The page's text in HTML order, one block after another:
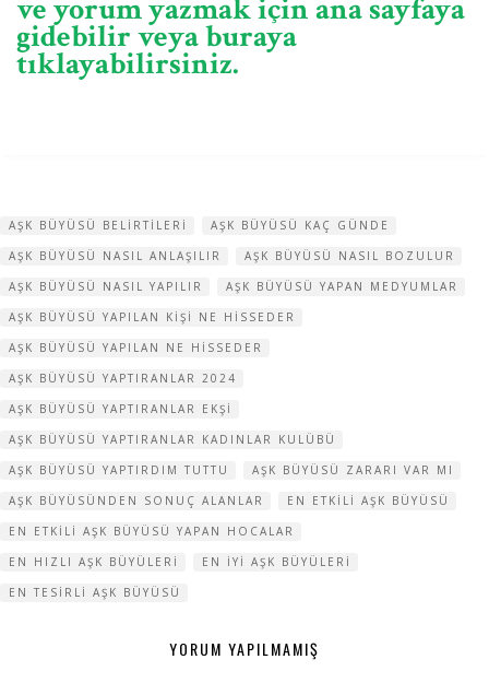
ve yorum yazmak için ana sayfaya
gidebilir veya buraya
tıklayabilirsiniz.
AŞK BÜYÜSÜ BELIRTILERI
AŞK BÜYÜSÜ KAÇ GÜNDE
AŞK BÜYÜSÜ NASIL ANLAŞILIR
AŞK BÜYÜSÜ NASIL BOZULUR
AŞK BÜYÜSÜ NASIL YAPILIR
AŞK BÜYÜSÜ YAPAN MEDYUMLAR
AŞK BÜYÜSÜ YAPILAN KIŞI NE HISSEDER
AŞK BÜYÜSÜ YAPILAN NE HISSEDER
AŞK BÜYÜSÜ YAPTIRANLAR 2024
AŞK BÜYÜSÜ YAPTIRANLAR EKŞI
AŞK BÜYÜSÜ YAPTIRANLAR KADINLAR KULÜBÜ
AŞK BÜYÜSÜ YAPTIRDIM TUTTU
AŞK BÜYÜSÜ ZARARI VAR MI
AŞK BÜYÜSÜNDEN SONUÇ ALANLAR
EN ETKILI AŞK BÜYÜSÜ
EN ETKILI AŞK BÜYÜSÜ YAPAN HOCALAR
EN HIZLI AŞK BÜYÜLERI
EN IYI AŞK BÜYÜLERI
EN TESIRLI AŞK BÜYÜSÜ
YORUM YAPILMAMIŞ